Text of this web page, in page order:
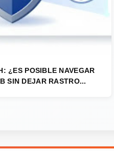
¿ES POSIBLE NAVEGAR
SIN DEJAR RASTRO...